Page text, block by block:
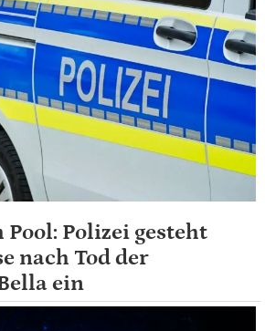
Polizei gesteht
nach Tod der
ein